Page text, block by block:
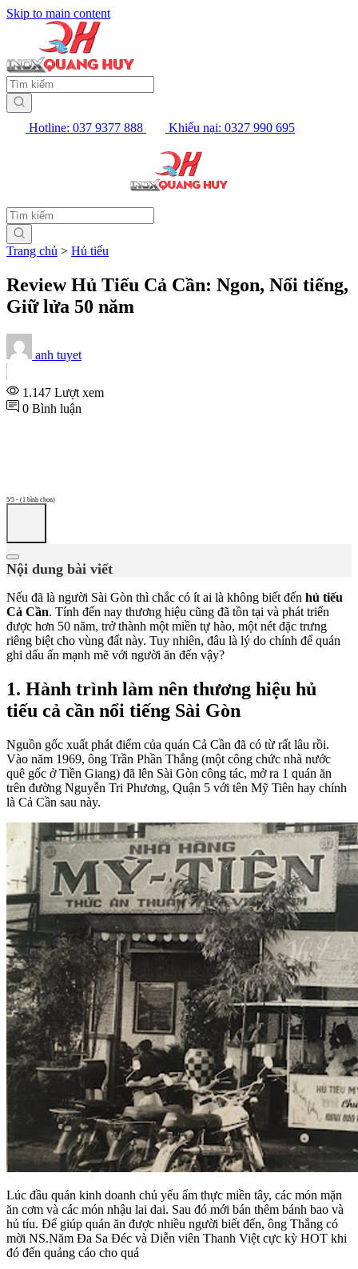
Skip to main content
Hotline: 037 9377 888 Khiếu nại: 0327 990 695
Trang chủ > Hủ tiếu
Review Hủ Tiếu Cả Cần: Ngon, Nổi tiếng,
Giữ lửa 50 năm
anh tuyet
1.147 Lượt xem
0 Bình luận
5/5 - (1 bình chọn)
Nội dung bài viết
Nếu đã là người Sài Gòn thì chắc có ít ai là không biết đến hủ tiếu
Cả Cần. Tính đến nay thương hiệu cũng đã tồn tại và phát triển
được hơn 50 năm, trở thành một miền tự hào, một nét đặc trưng
riêng biệt cho vùng đất này. Tuy nhiên, đâu là lý do chính để quán
ghi dấu ấn mạnh mẽ với người ăn đến vậy?
1. Hành trình làm nên thương hiệu hủ
tiếu cả cần nổi tiếng Sài Gòn
Nguồn gốc xuất phát điểm của quán Cả Cần đã có từ rất lâu rồi.
Vào năm 1969, ông Trần Phần Thắng (một công chức nhà nước
quê gốc ở Tiền Giang) đã lên Sài Gòn công tác, mở ra 1 quán ăn
trên đường Nguyễn Tri Phương, Quận 5 với tên Mỹ Tiên hay chính
là Cả Cần sau này.
Lúc đầu quán kinh doanh chủ yếu ẩm thực miền tây, các món mặn
ăn cơm và các món nhậu lai dai. Sau đó mới bán thêm bánh bao và
hủ tíu. Để giúp quán ăn được nhiều người biết đến, ông Thắng có
mời NS.Năm Đa Sa Đéc và Diễn viên Thanh Việt cực kỳ HOT khi
đó đến quảng cáo cho quá